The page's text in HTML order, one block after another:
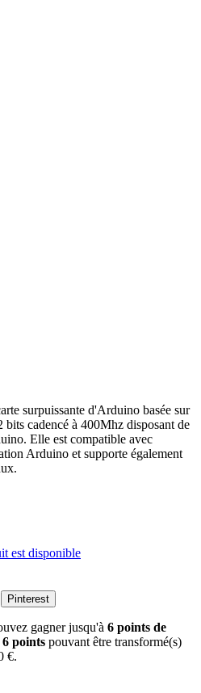
surpuissante d'Arduino basée sur
cadencé à 400Mhz disposant de
Elle est compatible avec
Arduino et supporte également
est disponible
Pinterest
gagner jusqu'à 6 points de
6 points pouvant être transformé(s)
€.